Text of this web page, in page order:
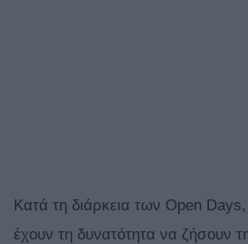
Κατά τη διάρκεια των Open
έχουν τη δυνατότητα να ζήσουν